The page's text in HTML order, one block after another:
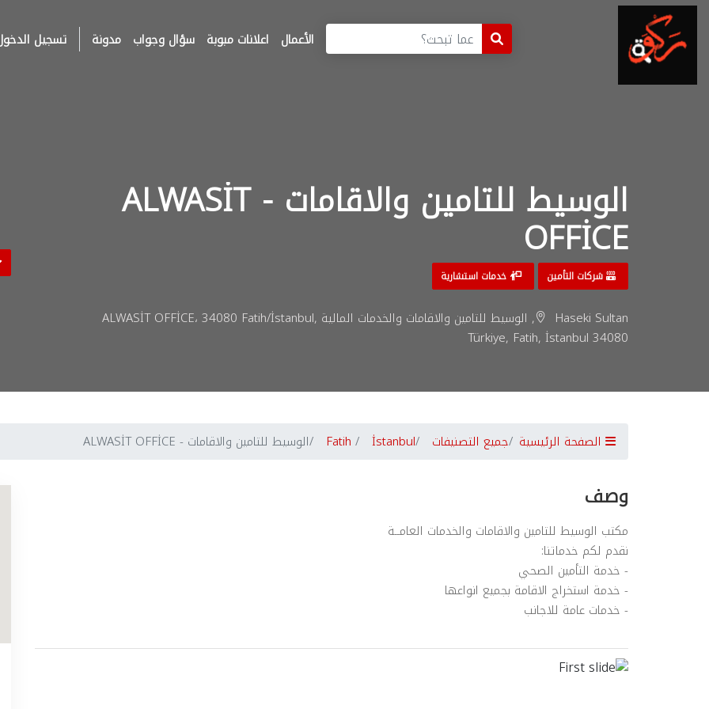
الأعمال اعلانات مبوبة سؤال وجواب مدونة تسجيل
الوسيط للتامين والاقامات - ALWASİT
OFFİCE
شركات التأمين خدمات استشارية
Haseki Sultan, الوسيط للتامين والاقامات والخدمات المالية ALWASİT OFFİCE، 34080 Fatih/İstanbul,
Türkiye, Fatih, İstanbul 34080
الصفحة الرئيسية جميع التصنيفات İstanbul
Fatih الوسيط للتامين والاقامات - ALWASİT OFFİCE
وصف
مكتب الوسيط للتامين والاقامات والخدمات العامــة
نقدم لكم خدماتنا:
- خدمة التأمين الصحي
- خدمة استخراج الاقامة بجميع انواعها
- خدمات عامة للاجانب